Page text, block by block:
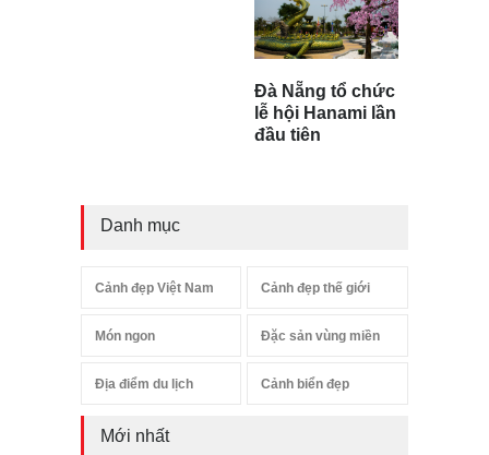
Đà Nẵng tổ chức
lễ hội Hanami lần
đầu tiên
Danh mục
Cảnh đẹp Việt Nam Cảnh đẹp thế giới
Món ngon Đặc sản vùng miền
Địa điểm du lịch Cảnh biển đẹp
Mới nhất